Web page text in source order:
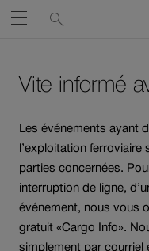
sur
contact
Liens
Ouvrir
Vite informé
Les événements ayant
l’exploitation
parties concernées.
interruption de ligne,
événement, nous vous
gratuit «Cargo Info».
simplement par courriel